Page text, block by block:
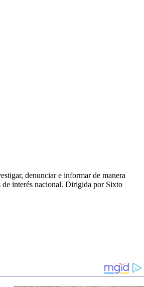
denunciar e informar de manera
de interés nacional. Dirigida por Sixto